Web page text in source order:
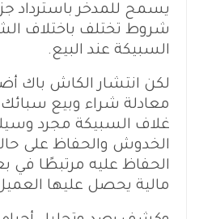
يسمح للمدخر باسترداد
شروط تختلف باختلاف
السبيكة عند البيع.
لكن انتشار الكاش باك
معادلة شراء وبيع
غلاف السبيكة مجرد
الخدوش والحفاظ على
الحفاظ عليه مرتبطًا في
مالية يحصل عليها العميل